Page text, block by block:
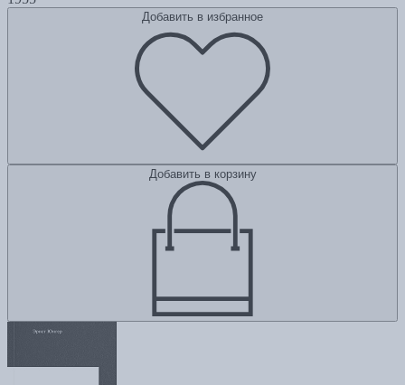
Добавить в избранное
Добавить в корзину